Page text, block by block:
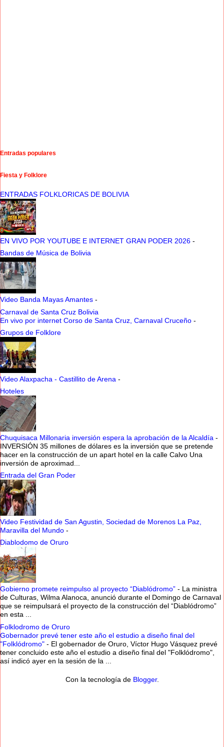
Entradas populares
Fiesta y Folklore
ENTRADAS FOLKLORICAS DE BOLIVIA
EN VIVO POR YOUTUBE E INTERNET GRAN PODER 2026 -
Bandas de Música de Bolivia
Video Banda Mayas Amantes -
Carnaval de Santa Cruz Bolivia
En vivo por internet Corso de Santa Cruz, Carnaval Cruceño -
Grupos de Folklore
Video Alaxpacha - Castillito de Arena -
Hoteles
Chuquisaca Millonaria inversión espera la aprobación de la Alcaldía -
INVERSIÓN 35 millones de dólares es la inversión que se pretende
hacer en la construcción de un apart hotel en la calle Calvo Una
inversión de aproximad...
Entrada del Gran Poder
Video Festividad de San Agustin, Sociedad de Morenos La Paz,
Maravilla del Mundo -
Diablodomo de Oruro
Gobierno promete reimpulso al proyecto “Diablódromo” - La ministra
de Culturas, Wilma Alanoca, anunció durante el Domingo de Carnaval
que se reimpulsará el proyecto de la construcción del “Diablódromo”
en esta ...
Folklodromo de Oruro
Gobernador prevé tener este año el estudio a diseño final del
"Folklódromo" - El gobernador de Oruro, Víctor Hugo Vásquez prevé
tener concluido este año el estudio a diseño final del "Folklódromo",
así indicó ayer en la sesión de la ...
Con la tecnología de Blogger.